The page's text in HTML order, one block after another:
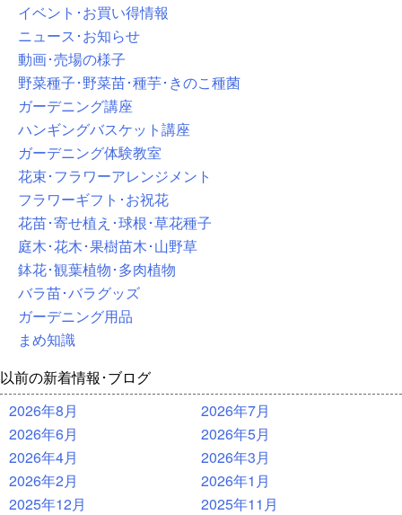
イベント･お買い得情報
ニュース･お知らせ
動画･売場の様子
野菜種子･野菜苗･種芋･きのこ種菌
ガーデニング講座
ハンギングバスケット講座
ガーデニング体験教室
花束･フラワーアレンジメント
フラワーギフト･お祝花
花苗･寄せ植え･球根･草花種子
庭木･花木･果樹苗木･山野草
鉢花･観葉植物･多肉植物
バラ苗･バラグッズ
ガーデニング用品
まめ知識
以前の新着情報･ブログ
2026年8月
2026年7月
2026年6月
2026年5月
2026年4月
2026年3月
2026年2月
2026年1月
2025年12月
2025年11月